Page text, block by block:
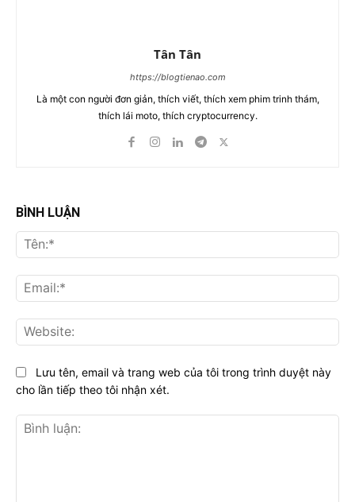
Tân Tân
https://blogtienao.com
Là một con người đơn giản, thích viết, thích xem phim trinh thám,
thích lái moto, thích cryptocurrency.
BÌNH LUẬN
Lưu tên, email và trang web của tôi trong trình duyệt này
cho lần tiếp theo tôi nhận xét.